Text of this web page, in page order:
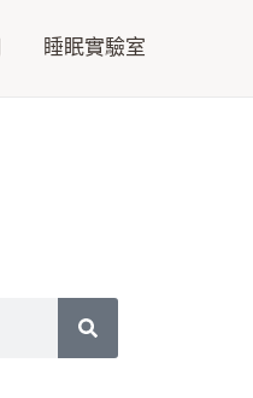
睡眠實驗室
搜